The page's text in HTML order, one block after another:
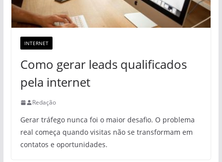
INTERNET
Como gerar leads qualificados
pela internet
Redação
Gerar tráfego nunca foi o maior desafio. O problema
real começa quando visitas não se transformam em
contatos e oportunidades.